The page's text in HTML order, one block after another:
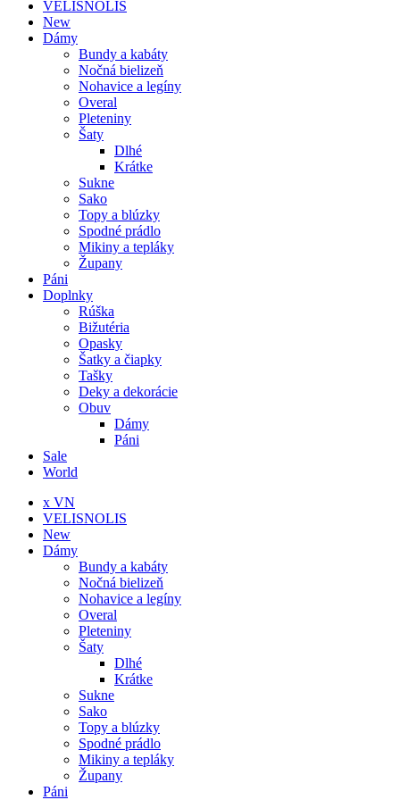
VELISNOLIS
New
Dámy
Bundy a kabáty
Nočná bielizeň
Nohavice a legíny
Overal
Pleteniny
Šaty
Dlhé
Krátke
Sukne
Sako
Topy a blúzky
Spodné prádlo
Mikiny a tepláky
Župany
Páni
Doplnky
Rúška
Bižutéria
Opasky
Šatky a čiapky
Tašky
Deky a dekorácie
Obuv
Dámy
Páni
Sale
World
x VN
VELISNOLIS
New
Dámy
Bundy a kabáty
Nočná bielizeň
Nohavice a legíny
Overal
Pleteniny
Šaty
Dlhé
Krátke
Sukne
Sako
Topy a blúzky
Spodné prádlo
Mikiny a tepláky
Župany
Páni